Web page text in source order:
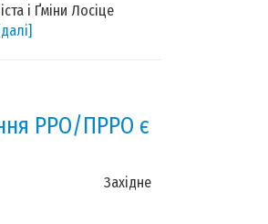
і Ґміни Лосіце
РРО/ПРРО є
Західне